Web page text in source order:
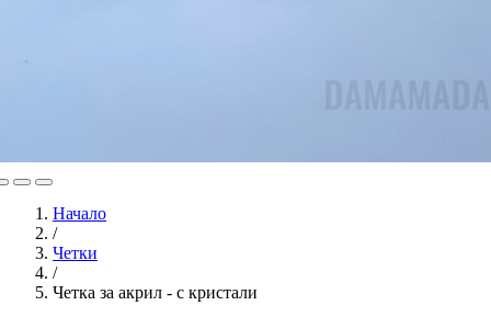
Начало
/
Четки
/
Четка за акрил - с кристали